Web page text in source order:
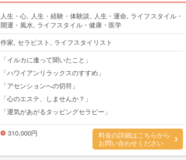
人生・心, 人生・経験・体験談, 人生・運命, ライフスタイル・
開運・風水, ライフスタイル・健康・医学
作家, セラピスト, ライフスタイリスト
「イルカに逢って聞いたこと」
「ハワイアンリラックスのすすめ」
「アセンションへの切符」
「心のエステ、しませんか？」
「運気があがるタッピングセラピー」
310,000円
料金の詳細はこちらから
お問い合わせください